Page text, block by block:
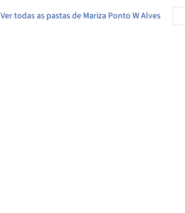
Ver todas as pastas de Mariza Ponto W Alves